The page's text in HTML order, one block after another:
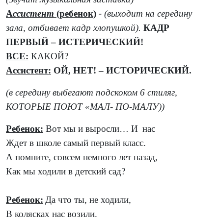
Ассистент (ребенок) - (выходит на середину
зала, отбивает кадр хлопушкой). КАДР
ПЕРВЫЙ – ИСТЕРИЧЕСКИЙ!
ВСЕ: КАКОЙ?
Ассистент: ОЙ, НЕТ! – ИСТОРИЧЕСКИЙ.
(в середину выбегают подскоком 6 стиляг,
КОТОРЫЕ ПОЮТ «МАЛ- ПО-МАЛУ))
Ребенок: Вот мы и выросли… И нас
Ждет в школе самый первый класс.
А помните, совсем немного лет назад,
Как мы ходили в детский сад?
Ребенок: Да что ты, не ходили,
В колясках нас возили.